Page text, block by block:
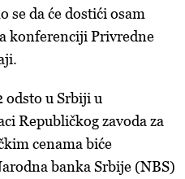
se da će dostići osam
konferenciji Privredne
odsto u Srbiji u
Republičkog zavoda za
cenama biće
banka Srbije (NBS)